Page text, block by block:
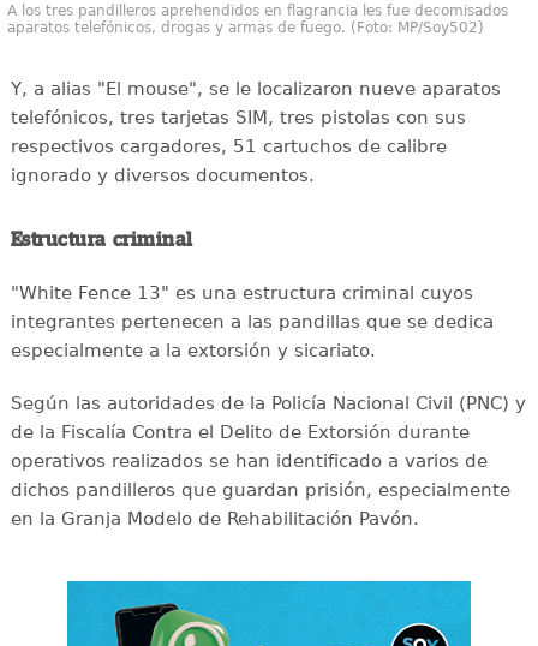
A los tres pandilleros aprehendidos en flagrancia les fue decomisados
aparatos telefónicos, drogas y armas de fuego. (Foto: MP/Soy502)
Y, a alias "El mouse", se le localizaron nueve aparatos
telefónicos, tres tarjetas SIM, tres pistolas con sus
respectivos cargadores, 51 cartuchos de calibre
ignorado y diversos documentos.
Estructura criminal
"White Fence 13" es una estructura criminal cuyos
integrantes pertenecen a las pandillas que se dedica
especialmente a la extorsión y sicariato.
Según las autoridades de la Policía Nacional Civil (PNC) y
de la Fiscalía Contra el Delito de Extorsión durante
operativos realizados se han identificado a varios de
dichos pandilleros que guardan prisión, especialmente
en la Granja Modelo de Rehabilitación Pavón.